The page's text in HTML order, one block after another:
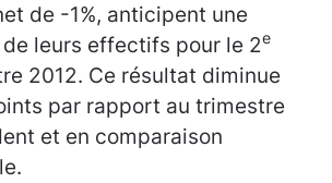
de -1%, anticipent une
leurs effectifs pour le 2e
2012. Ce résultat diminue
par rapport au trimestre
et en comparaison